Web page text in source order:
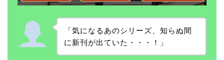
「気になるあのシリーズ、知らぬ間
に新刊が出ていた・・・！」